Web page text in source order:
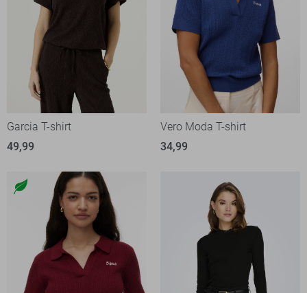
Garcia T-shirt
49,99
Vero Moda T-shirt
34,99